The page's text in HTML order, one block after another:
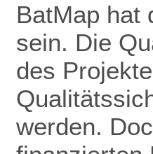
BatMap hat
sein. Die
des
werden.